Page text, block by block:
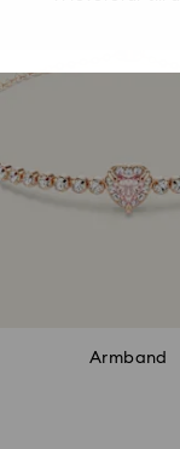
Armband